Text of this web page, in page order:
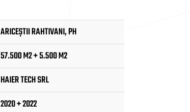
ARICEȘTII RAHTIVANI, PH
57.500 M2 + 5.500 M2
HAIER TECH SRL
2020 + 2022